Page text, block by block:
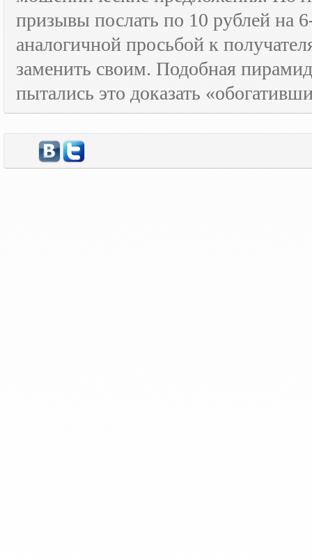
призывы послать по 10 рублей на
аналогичной просьбой к
заменить своим. Подобная
пытались это доказать